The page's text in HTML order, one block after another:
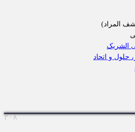
و اتحاد
۳۰۸